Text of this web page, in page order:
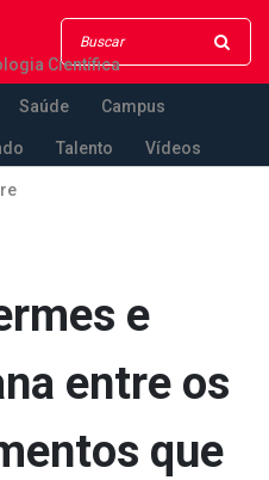
Científica
Saúde Campus
Talento Vídeos
e
entre os
que